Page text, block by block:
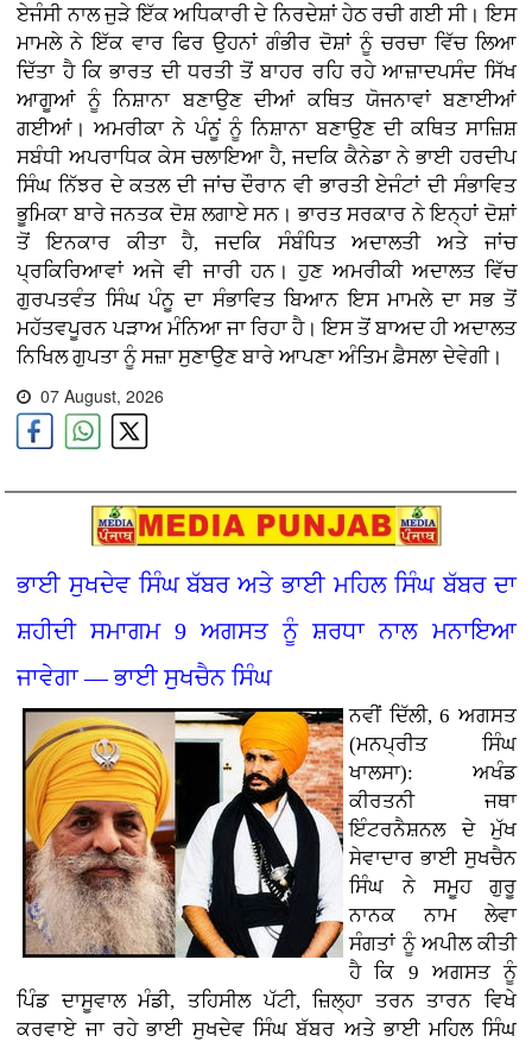
ਏਜੰਸੀ ਨਾਲ ਜੁੜੇ ਇੱਕ ਅਧਿਕਾਰੀ ਦੇ ਨਿਰਦੇਸ਼ਾਂ ਹੇਠ ਰਚੀ ਗਈ ਸੀ। ਇਸ
ਮਾਮਲੇ ਨੇ ਇੱਕ ਵਾਰ ਫਿਰ ਉਹਨਾਂ ਗੰਭੀਰ ਦੋਸ਼ਾਂ ਨੂੰ ਚਰਚਾ ਵਿੱਚ ਲਿਆ
ਦਿੱਤਾ ਹੈ ਕਿ ਭਾਰਤ ਦੀ ਧਰਤੀ ਤੋਂ ਬਾਹਰ ਰਹਿ ਰਹੇ ਆਜ਼ਾਦਪਸੰਦ ਸਿੱਖ
ਆਗੂਆਂ ਨੂੰ ਨਿਸ਼ਾਨਾ ਬਣਾਉਣ ਦੀਆਂ ਕਥਿਤ ਯੋਜਨਾਵਾਂ ਬਣਾਈਆਂ
ਗਈਆਂ। ਅਮਰੀਕਾ ਨੇ ਪੰਨੂਂ ਨੂੰ ਨਿਸ਼ਾਨਾ ਬਣਾਉਣ ਦੀ ਕਥਿਤ ਸਾਜ਼ਿਸ਼
ਸਬੰਧੀ ਅਪਰਾਧਿਕ ਕੇਸ ਚਲਾਇਆ ਹੈ, ਜਦਕਿ ਕੈਨੇਡਾ ਨੇ ਭਾਈ ਹਰਦੀਪ
ਸਿੰਘ ਨਿੱਝਰ ਦੇ ਕਤਲ ਦੀ ਜਾਂਚ ਦੌਰਾਨ ਵੀ ਭਾਰਤੀ ਏਜੰਟਾਂ ਦੀ ਸੰਭਾਵਿਤ
ਭੂਮਿਕਾ ਬਾਰੇ ਜਨਤਕ ਦੋਸ਼ ਲਗਾਏ ਸਨ। ਭਾਰਤ ਸਰਕਾਰ ਨੇ ਇਨ੍ਹਾਂ ਦੋਸ਼ਾਂ
ਤੋਂ ਇਨਕਾਰ ਕੀਤਾ ਹੈ, ਜਦਕਿ ਸੰਬੰਧਿਤ ਅਦਾਲਤੀ ਅਤੇ ਜਾਂਚ
ਪ੍ਰਕਿਰਿਆਵਾਂ ਅਜੇ ਵੀ ਜਾਰੀ ਹਨ। ਹੁਣ ਅਮਰੀਕੀ ਅਦਾਲਤ ਵਿੱਚ
ਗੁਰਪਤਵੰਤ ਸਿੰਘ ਪੰਨੂ ਦਾ ਸੰਭਾਵਿਤ ਬਿਆਨ ਇਸ ਮਾਮਲੇ ਦਾ ਸਭ ਤੋਂ
ਮਹੱਤਵਪੂਰਨ ਪੜਾਅ ਮੰਨਿਆ ਜਾ ਰਿਹਾ ਹੈ। ਇਸ ਤੋਂ ਬਾਅਦ ਹੀ ਅਦਾਲਤ
ਨਿਖਿਲ ਗੁਪਤਾ ਨੂੰ ਸਜ਼ਾ ਸੁਣਾਉਣ ਬਾਰੇ ਆਪਣਾ ਅੰਤਿਮ ਫ਼ੈਸਲਾ ਦੇਵੇਗੀ।
07 August, 2026
ਭਾਈ ਸੁਖਦੇਵ ਸਿੰਘ ਬੱਬਰ ਅਤੇ ਭਾਈ ਮਹਿਲ ਸਿੰਘ ਬੱਬਰ ਦਾ
ਸ਼ਹੀਦੀ ਸਮਾਗਮ 9 ਅਗਸਤ ਨੂੰ ਸ਼ਰਧਾ ਨਾਲ ਮਨਾਇਆ
ਜਾਵੇਗਾ — ਭਾਈ ਸੁਖਚੈਨ ਸਿੰਘ
ਨਵੀਂ ਦਿੱਲੀ, 6 ਅਗਸਤ
(ਮਨਪ੍ਰੀਤ ਸਿੰਘ
ਖਾਲਸਾ): ਅਖੰਡ
ਕੀਰਤਨੀ ਜਥਾ
ਇੰਟਰਨੈਸ਼ਨਲ ਦੇ ਮੁੱਖ
ਸੇਵਾਦਾਰ ਭਾਈ ਸੁਖਚੈਨ
ਸਿੰਘ ਨੇ ਸਮੂਹ ਗੁਰੂ
ਨਾਨਕ ਨਾਮ ਲੇਵਾ
ਸੰਗਤਾਂ ਨੂੰ ਅਪੀਲ ਕੀਤੀ
ਹੈ ਕਿ 9 ਅਗਸਤ ਨੂੰ
ਪਿੰਡ ਦਾਸੂਵਾਲ ਮੰਡੀ, ਤਹਿਸੀਲ ਪੱਟੀ, ਜ਼ਿਲ੍ਹਾ ਤਰਨ ਤਾਰਨ ਵਿਖੇ
ਕਰਵਾਏ ਜਾ ਰਹੇ ਭਾਈ ਸੁਖਦੇਵ ਸਿੰਘ ਬੱਬਰ ਅਤੇ ਭਾਈ ਮਹਿਲ ਸਿੰਘ